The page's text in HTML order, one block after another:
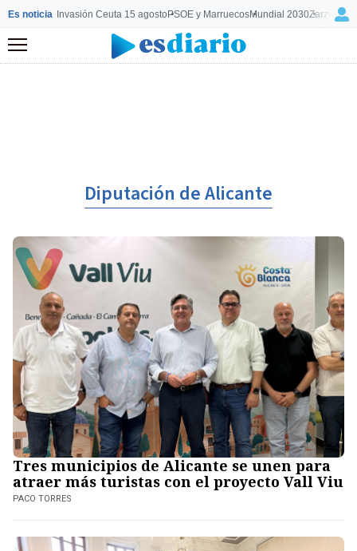
Es noticia Invasión Ceuta 15 agostoPSOE y MarruecosMundial 2030Zarzuela
Menú
Diputación de Alicante
Tres municipios de Alicante se unen para
atraer más turistas con el proyecto Vall Viu
PACO TORRES